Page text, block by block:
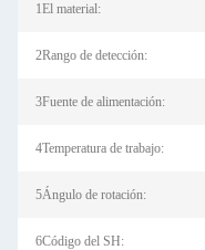
1El material:
2Rango de detección:
3Fuente de alimentación:
4Temperatura de trabajo:
5Ángulo de rotación:
6Código del SH: